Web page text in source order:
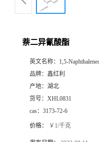
萘二异氰酸酯
英文名称： 1,5-
品牌： 鑫红利
产地： 湖北
货号： XHL0831
cas： 3173-72-6
价格： ￥1/千克